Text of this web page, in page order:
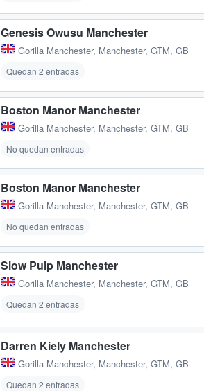
Genesis Owusu Manchester
Gorilla Manchester, Manchester, GTM, GB
Quedan 2 entradas
Boston Manor Manchester
Gorilla Manchester, Manchester, GTM, GB
No quedan entradas
Boston Manor Manchester
Gorilla Manchester, Manchester, GTM, GB
No quedan entradas
Slow Pulp Manchester
Gorilla Manchester, Manchester, GTM, GB
Quedan 2 entradas
Darren Kiely Manchester
Gorilla Manchester, Manchester, GTM, GB
Quedan 2 entradas